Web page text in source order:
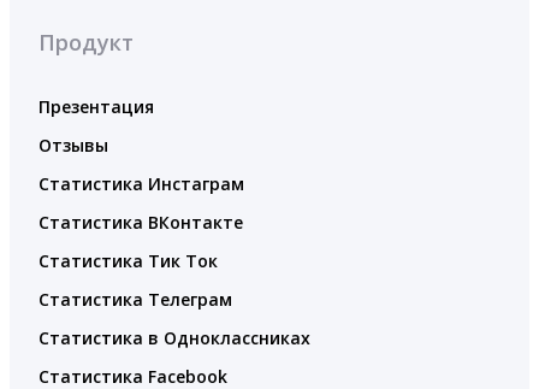
Продукт
Презентация
Отзывы
Статистика Инстаграм
Статистика ВКонтакте
Статистика Тик Ток
Статистика Телеграм
Статистика в Одноклассниках
Статистика Facebook